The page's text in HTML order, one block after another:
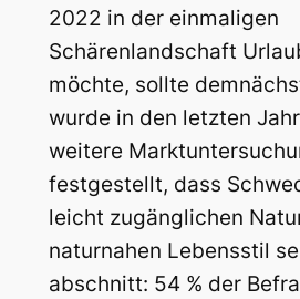
2022 in der einmaligen
Schärenlandschaft
möchte, sollte
wurde in den letzten
weitere
festgestellt, dass
leicht zugänglichen
naturnahen Lebensstil
abschnitt: 54 % der